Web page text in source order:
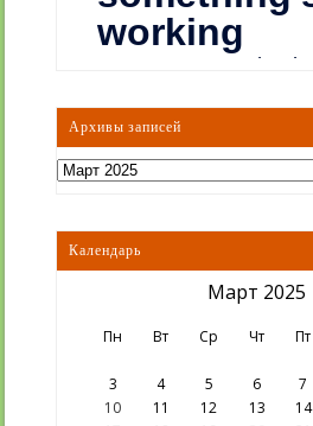
Архивы записей
Архивы
записей
Календарь
Март 2025
Пн Вт Ср Чт Пт
3
4 5 6 7
10
11 12 13 14